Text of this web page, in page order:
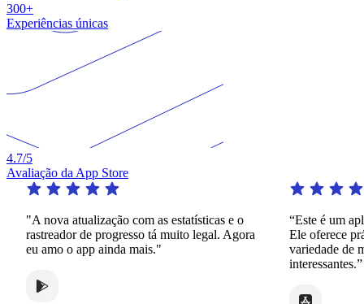
300+
Experiências únicas
4.7/5
Avaliação da App Store
"A nova atualização com as estatísticas e o
rastreador de progresso tá muito legal. Agora
eu amo o app ainda mais."
“Este é um
Ele oferece
variedade de
interessantes.”